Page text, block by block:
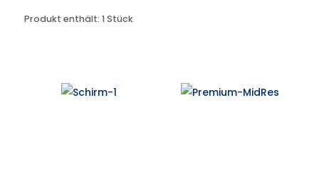
Produkt enthält: 1 Stück